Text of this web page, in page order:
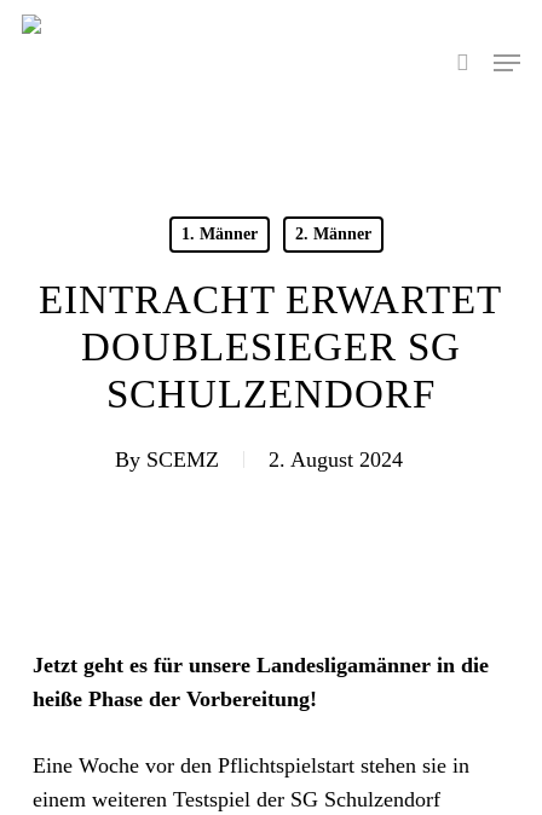
Skip
search
Menu
1. Männer 2. Männer
EINTRACHT ERWARTET
DOUBLESIEGER SG
SCHULZENDORF
By SCEMZ 2. August 2024
Jetzt geht es für unsere Landesligamänner in die
heiße Phase der Vorbereitung!
Eine Woche vor den Pflichtspielstart stehen sie in
einem weiteren Testspiel der SG Schulzendorf